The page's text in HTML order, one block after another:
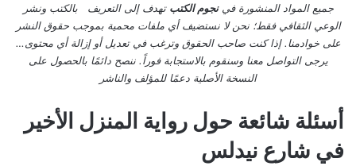
جميع المواد المنشورة فينجوم الكتب تهدف إلى التعريف بالكتب ونشر
الوعي الثقافي فقط؛ نحن لا نستضيف أي ملفات محمية بموجب حقوق النشر
على خوادمنا. إذا كنت صاحب الحقوق وترغب في تعديل أو إزالة أي محتوى…
يرجى التواصل معنا وسنقوم بالاستجابة فوراً. ننصح دائمًا بالحصول على
النسخة الأصلية دعمًا للمؤلف والناشر
أسئلة شائعة حول رواية المنزل الأخير
في شارع نيدلس